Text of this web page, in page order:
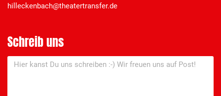
hilleckenbach@theatertransfer.de
Schreib uns